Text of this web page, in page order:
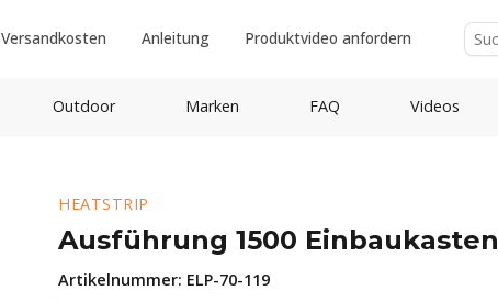
Versandkosten Anleitung Produktvideo anfordern
Outdoor Marken FAQ Videos
HEATSTRIP
Ausführung 1500 Einbaukasten
Artikelnummer: ELP-70-119